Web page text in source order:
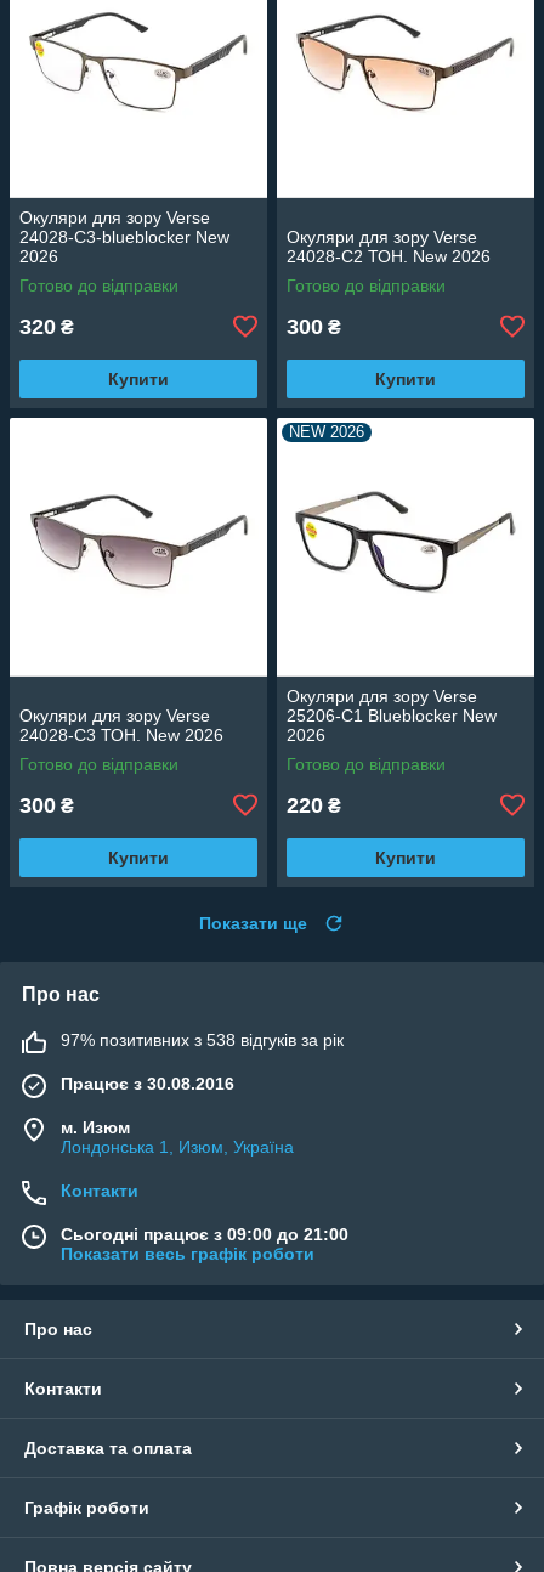
Окуляри для зору Verse
24028-C3-blueblocker New
2026
Готово до відправки
320 ₴
Купити
Окуляри для зору Verse
24028-C2 ТОН. New 2026
Готово до відправки
300 ₴
Купити
Окуляри для зору Verse
24028-C3 ТОН. New 2026
Готово до відправки
300 ₴
Купити
NEW 2026
Окуляри для зору Verse
25206-C1 Blueblocker New
2026
Готово до відправки
220 ₴
Купити
Показати ще
Про нас
97% позитивних з 538 відгуків за рік
Працює з 30.08.2016
м. Изюм
Лондонська 1, Изюм, Україна
Контакти
Сьогодні працює з 09:00 до 21:00
Показати весь графік роботи
Про нас
Контакти
Доставка та оплата
Графік роботи
Повна версія сайту